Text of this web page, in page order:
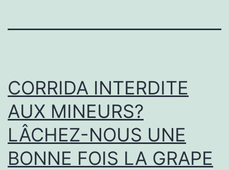
CORRIDA INTERDITE
AUX MINEURS?
LÂCHEZ-NOUS UNE
BONNE FOIS LA GRAPE